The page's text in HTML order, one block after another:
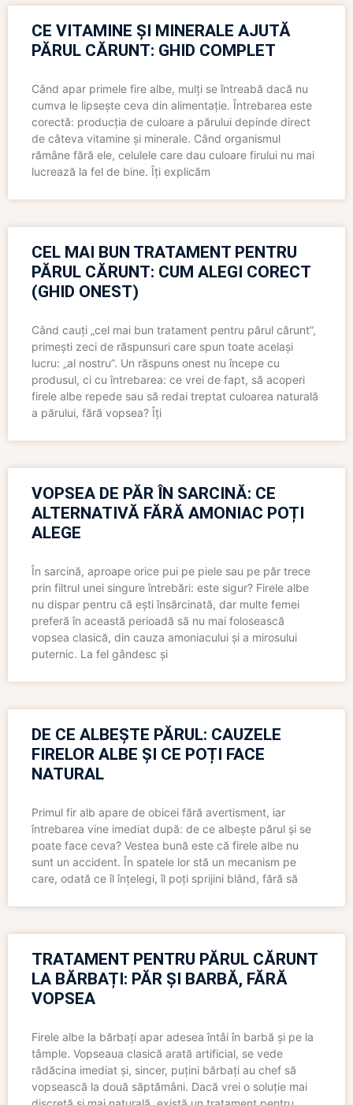
CE VITAMINE ȘI MINERALE AJUTĂ
PĂRUL CĂRUNT: GHID COMPLET
Când apar primele fire albe, mulți se întreabă dacă nu
cumva le lipsește ceva din alimentație. Întrebarea este
corectă: producția de culoare a părului depinde direct
de câteva vitamine și minerale. Când organismul
rămâne fără ele, celulele care dau culoare firului nu mai
lucrează la fel de bine. Îți explicăm
CEL MAI BUN TRATAMENT PENTRU
PĂRUL CĂRUNT: CUM ALEGI CORECT
(GHID ONEST)
Când cauți „cel mai bun tratament pentru părul cărunt”,
primești zeci de răspunsuri care spun toate același
lucru: „al nostru”. Un răspuns onest nu începe cu
produsul, ci cu întrebarea: ce vrei de fapt, să acoperi
firele albe repede sau să redai treptat culoarea naturală
a părului, fără vopsea? Îți
VOPSEA DE PĂR ÎN SARCINĂ: CE
ALTERNATIVĂ FĂRĂ AMONIAC POȚI
ALEGE
În sarcină, aproape orice pui pe piele sau pe păr trece
prin filtrul unei singure întrebări: este sigur? Firele albe
nu dispar pentru că ești însărcinată, dar multe femei
preferă în această perioadă să nu mai folosească
vopsea clasică, din cauza amoniacului și a mirosului
puternic. La fel gândesc și
DE CE ALBEȘTE PĂRUL: CAUZELE
FIRELOR ALBE ȘI CE POȚI FACE
NATURAL
Primul fir alb apare de obicei fără avertisment, iar
întrebarea vine imediat după: de ce albește părul și se
poate face ceva? Vestea bună este că firele albe nu
sunt un accident. În spatele lor stă un mecanism pe
care, odată ce îl înțelegi, îl poți sprijini blând, fără să
TRATAMENT PENTRU PĂRUL CĂRUNT
LA BĂRBAȚI: PĂR ȘI BARBĂ, FĂRĂ
VOPSEA
Firele albe la bărbați apar adesea întâi în barbă și pe la
tâmple. Vopseaua clasică arată artificial, se vede
rădăcina imediat și, sincer, puțini bărbați au chef să
vopsească la două săptămâni. Dacă vrei o soluție mai